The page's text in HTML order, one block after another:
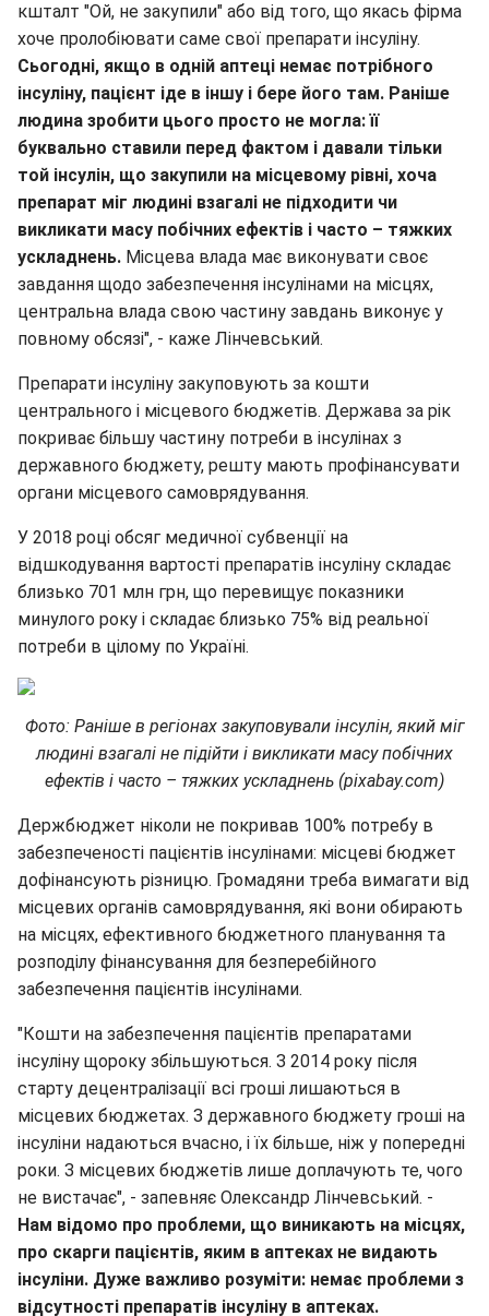
кшталт "Ой, не закупили" або від того, що якась фірма
хоче пролобіювати саме свої препарати інсуліну.
Сьогодні, якщо в одній аптеці немає потрібного
інсуліну, пацієнт іде в іншу і бере його там. Раніше
людина зробити цього просто не могла: її
буквально ставили перед фактом і давали тільки
той інсулін, що закупили на місцевому рівні, хоча
препарат міг людині взагалі не підходити чи
викликати масу побічних ефектів і часто – тяжких
ускладнень. Місцева влада має виконувати своє
завдання щодо забезпечення інсулінами на місцях,
центральна влада свою частину завдань виконує у
повному обсязі", - каже Лінчевський.
Препарати інсуліну закуповують за кошти
центрального і місцевого бюджетів. Держава за рік
покриває більшу частину потреби в інсулінах з
державного бюджету, решту мають профінансувати
органи місцевого самоврядування.
У 2018 році обсяг медичної субвенції на
відшкодування вартості препаратів інсуліну складає
близько 701 млн грн, що перевищує показники
минулого року і складає близько 75% від реальної
потреби в цілому по Україні.
Фото: Раніше в регіонах закуповували інсулін, який міг
людині взагалі не підійти і викликати масу побічних
ефектів і часто – тяжких ускладнень (pixabay.com)
Держбюджет ніколи не покривав 100% потребу в
забезпеченості пацієнтів інсулінами: місцеві бюджет
дофінансують різницю. Громадяни треба вимагати від
місцевих органів самоврядування, які вони обирають
на місцях, ефективного бюджетного планування та
розподілу фінансування для безперебійного
забезпечення пацієнтів інсулінами.
"Кошти на забезпечення пацієнтів препаратами
інсуліну щороку збільшуються. З 2014 року після
старту децентралізації всі гроші лишаються в
місцевих бюджетах. З державного бюджету гроші на
інсуліни надаються вчасно, і їх більше, ніж у попередні
роки. З місцевих бюджетів лише доплачують те, чого
не вистачає", - запевняє Олександр Лінчевський. -
Нам відомо про проблеми, що виникають на місцях,
про скарги пацієнтів, яким в аптеках не видають
інсуліни. Дуже важливо розуміти: немає проблеми з
відсутності препаратів інсуліну в аптеках.